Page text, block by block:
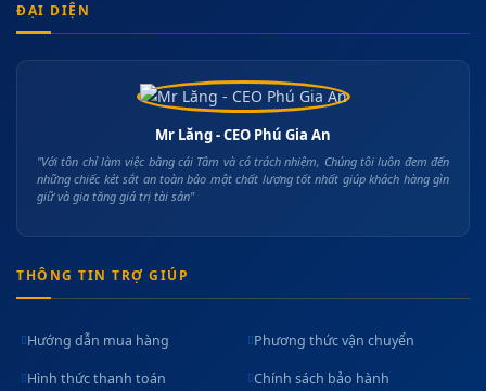
ĐẠI DIỆN
Mr Lăng - CEO Phú Gia An
"Với tôn chỉ làm việc bằng cái Tâm và có trách nhiệm, Chúng tôi luôn đem đến
những chiếc két sắt an toàn bảo mật chất lượng tốt nhất giúp khách hàng gìn
giữ và gia tăng giá trị tài sản"
THÔNG TIN TRỢ GIÚP
Hướng dẫn mua hàng Phương thức vận chuyển
Hình thức thanh toán Chính sách bảo hành